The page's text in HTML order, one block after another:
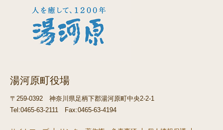
湯河原町役場
〒259-0392
神奈川県足柄下郡湯河原町中央2-2-1
Tel:0465-63-2111
Fax:0465-63-4194